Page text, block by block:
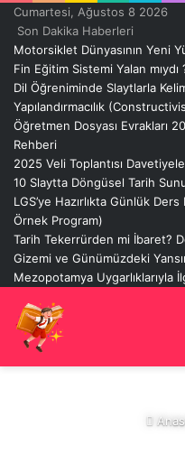
Cumartesi, Ağustos 8 2026
Son Dakika Haberleri
Motorsiklet Dünyasının Yeni
Fin Eğitim Sistemi Yalan mıydı
Dil Öğreniminde Slaytlarla
Yapılandırmacılık
Öğretmen Dosyası Evrakları
Rehberi
2025 Veli Toplantısı
10 Slaytta Döngüsel Tarih
LGS’ye Hazırlıkta Günlük Ders
Örnek Program)
Tarih Tekerrürden mi İbaret?
Gizemi ve Günümüzdeki
Mezopotamya Uygarlıklarıyla